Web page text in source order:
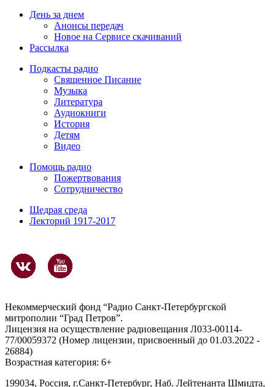
День за днем
Анонсы передач
Новое на Сервисе скачиваний
Рассылка
Подкасты радио
Священное Писание
Музыка
Литература
Аудиокниги
История
Детям
Видео
Помощь радио
Пожертвования
Сотрудничество
Щедрая среда
Лекторий 1917-2017
Некоммерческий фонд “Радио Санкт-Петербургской
митрополии “Град Петров”.
Лицензия на осуществление радиовещания Л033-00114-
77/00059372 (Номер лицензии, присвоенный до 01.03.2022 -
26884)
Возрастная категория: 6+
199034, Россия, г.Санкт-Петербург, Наб. Лейтенанта Шмидта,